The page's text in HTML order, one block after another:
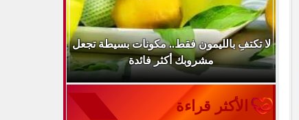
لا تكتفِ بالليمون فقط.. مكونات بسيطة تجعل
مشروبك أكثر فائدة
الأكثر قراءة